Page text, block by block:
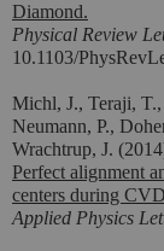
Diamond.
Physical Review
10.1103/
Michl, J., Teraji,
Neumann, P.,
Wrachtrup, J.
Perfect alignment
centers during
Applied Physics